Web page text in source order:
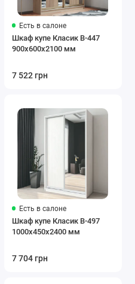
Есть в салоне
Шкаф купе Класик В-447
900х600х2100 мм
7 522 грн
Есть в салоне
Шкаф купе Класик В-497
1000х450х2400 мм
7 704 грн